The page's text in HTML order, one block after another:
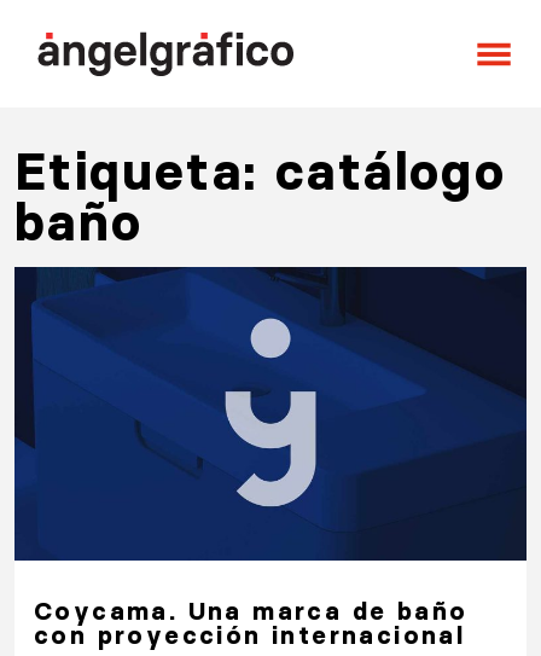
Saltar al contenido
Navegación principal
Etiqueta: catálogo
baño
Coycama. Una marca de baño
con proyección internacional